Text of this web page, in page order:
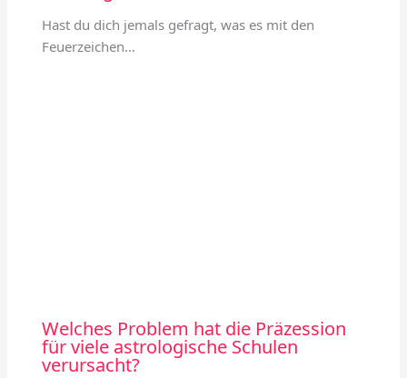
Hast du dich jemals gefragt, was es mit den
Feuerzeichen…
Welches Problem hat die Präzession
für viele astrologische Schulen
verursacht?